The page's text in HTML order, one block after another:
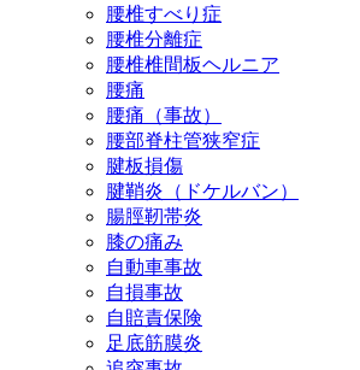
腰椎すべり症
腰椎分離症
腰椎椎間板ヘルニア
腰痛
腰痛（事故）
腰部脊柱管狭窄症
腱板損傷
腱鞘炎（ドケルバン）
腸脛靭帯炎
膝の痛み
自動車事故
自損事故
自賠責保険
足底筋膜炎